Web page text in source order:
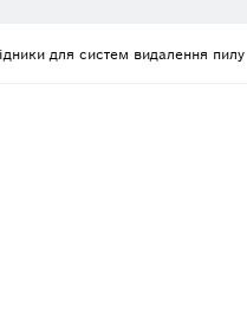
для систем видалення пилу